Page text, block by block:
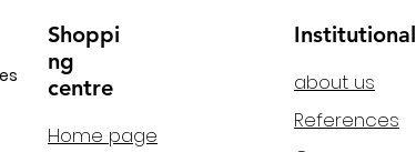
Shoppi
ng
centre
Home page
Institutional
about us
References